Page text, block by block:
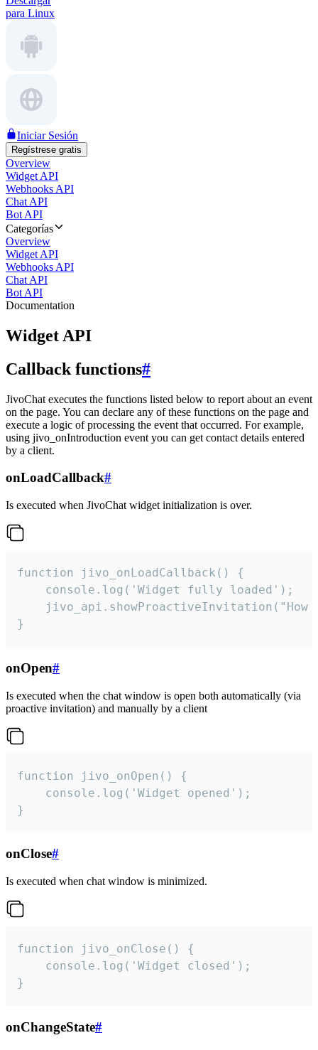
para Linux
Iniciar Sesión
Regístrese gratis
Overview
Widget API
Webhooks API
Chat API
Bot API
Categorías
Overview
Widget API
Webhooks API
Chat API
Bot API
Documentation
Widget API
Callback functions#
JivoChat executes the functions listed below to report about an event
on the page. You can declare any of these functions on the page and
execute a logic of processing the event that occurred. For example,
using jivo_onIntroduction event you can get contact details entered
by a client.
onLoadCallback#
Is executed when JivoChat widget initialization is over.
function jivo_onLoadCallback() {
    console.log('Widget fully loaded');
jivo_api.showProactiveInvitation("How
}
onOpen#
Is executed when the chat window is open both automatically (via
proactive invitation) and manually by a client
function jivo_onOpen() {
    console.log('Widget opened');
}
onClose#
Is executed when chat window is minimized.
function jivo_onClose() {
    console.log('Widget closed');
}
onChangeState#